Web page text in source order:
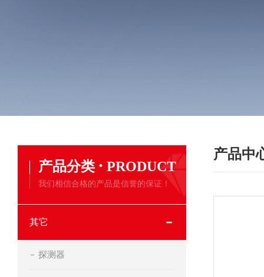
产品分类 · PRODUCT
我们相信合格的产品是信誉的保证！
其它
探测器
产品中